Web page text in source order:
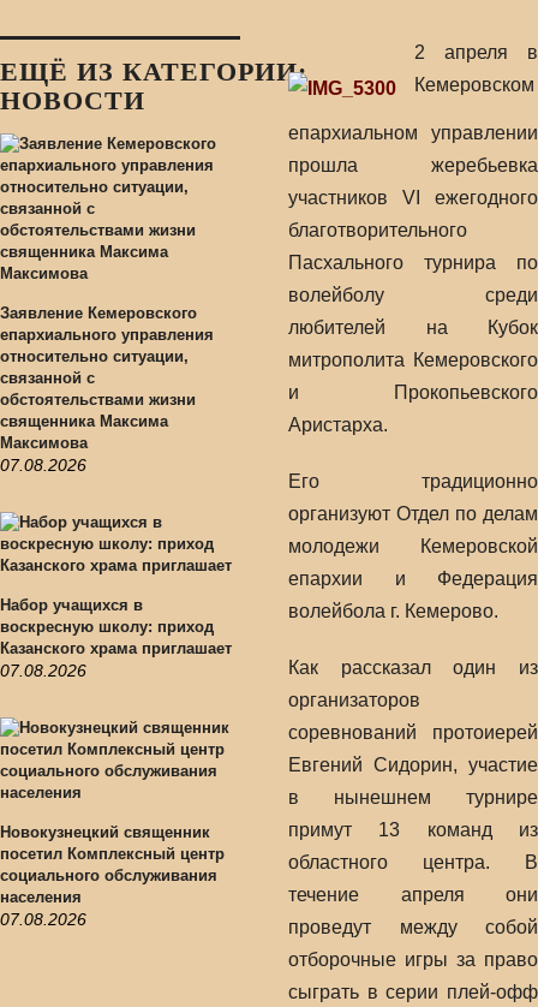
ЕЩЁ ИЗ КАТЕГОРИИ:
НОВОСТИ
Заявление Кемеровского
епархиального управления
относительно ситуации,
связанной с
обстоятельствами жизни
священника Максима
Максимова
07.08.2026
Набор учащихся в
воскресную школу: приход
Казанского храма приглашает
07.08.2026
Новокузнецкий священник
посетил Комплексный центр
социального обслуживания
населения
07.08.2026
2 апреля в
Кемеровском
епархиальном управлении
прошла жеребьевка
участников VI ежегодного
благотворительного
Пасхального турнира по
волейболу среди
любителей на Кубок
митрополита Кемеровского
и Прокопьевского
Аристарха.
Его традиционно
организуют Отдел по делам
молодежи Кемеровской
епархии и Федерация
волейбола г. Кемерово.
Как рассказал один из
организаторов
соревнований протоиерей
Евгений Сидорин, участие
в нынешнем турнире
примут 13 команд из
областного центра. В
течение апреля они
проведут между собой
отборочные игры за право
сыграть в серии плей-офф